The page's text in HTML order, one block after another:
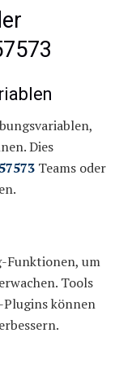
Dies
Teams oder
Funktionen, um
Tools
Plugins können